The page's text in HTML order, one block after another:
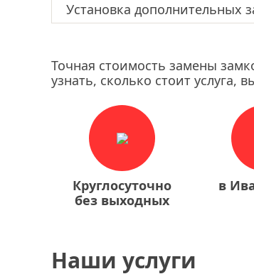
Установка дополнительных
Точная стоимость замены
узнать, сколько стоит
Круглосуточно
без выходных
в
Наши услуги